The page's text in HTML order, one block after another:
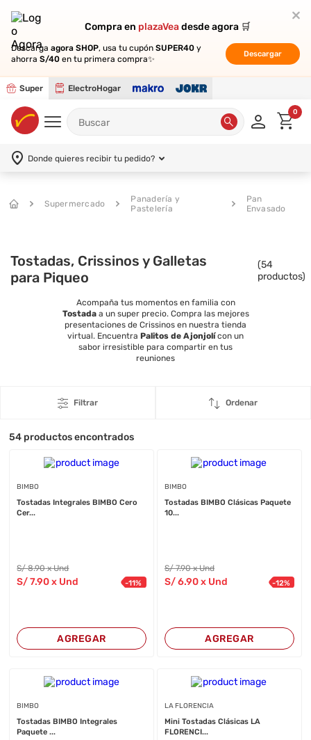
Compra en plazaVeadesde agora 🛒
Descarga agora SHOP, usa tu cupón SUPER40 y
ahorra S/40 en tu primera compra✨
Descargar
Super ElectroHogar
Compra en plazaVeadesde agora 🛒
Descarga agora SHOP, usa tu cupón SUPER40 y
ahorra S/40 en tu primera compra✨
Descargar
0
Donde quieres recibir tu pedido?
Supermercado
Panadería y
Pastelería
Pan
Envasado
Tostadas, Crissinos y Galletas
para Piqueo
(54
productos)
Acompaña tus momentos en familia con
Tostadaa un super precio. Compra las mejores
presentaciones de Crissinos en nuestra tienda
virtual. Encuentra Palitos de Ajonjolícon un
sabor irresistible para compartir en tus
reuniones
Filtrar Ordenar
54 productos encontrados
BIMBO
Tostadas Integrales BIMBO Cero
Cer...
S/8.90 x Und
S/7.90 x Und -11%
AGREGAR
BIMBO
Tostadas BIMBO Clásicas Paquete
10...
S/7.90 x Und
S/6.90x Und -12%
AGREGAR
BIMBO
Tostadas BIMBO Integrales
Paquete ...
LA FLORENCIA
Mini Tostadas Clásicas LA
FLORENCI...